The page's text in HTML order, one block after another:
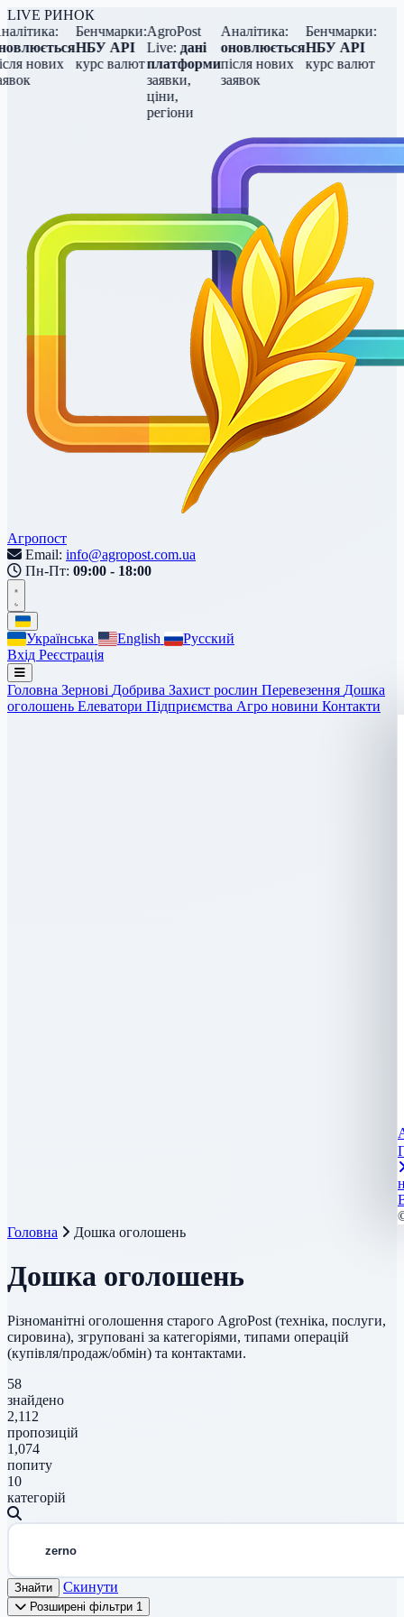
LIVE РИНОК
нових
Бенчмарки:
НБУ API
курс валют
AgroPost
Live:дані
платформи
заявки,
ціни,
регіони
Аналітика:
оновлюється
після нових
заявок
Бенчмарки:
НБУ API
курс валют
Агропост
Email: info@agropost.com.ua
Пн-Пт: 09:00 - 18:00
Українська English
Русский
Вхід Реєстрація
Головна Зернові Добрива Захист рослин Перевезення Дошка
оголошень Елеватори Підприємства Агро новини Контакти
Головна
Дошка оголошень
Дошка оголошень
Різноманітні оголошення старого AgroPost (техніка, послуги,
сировина), згруповані за категоріями, типами операцій
(купівля/продаж/обмін) та контактами.
58
знайдено
2,112
пропозицій
1,074
попиту
10
категорій
Знайти Скинути
Розширені фільтри 1